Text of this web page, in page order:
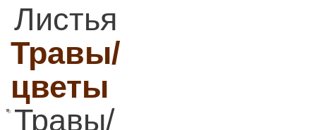
Листья
Травы/
цветы
Травы/